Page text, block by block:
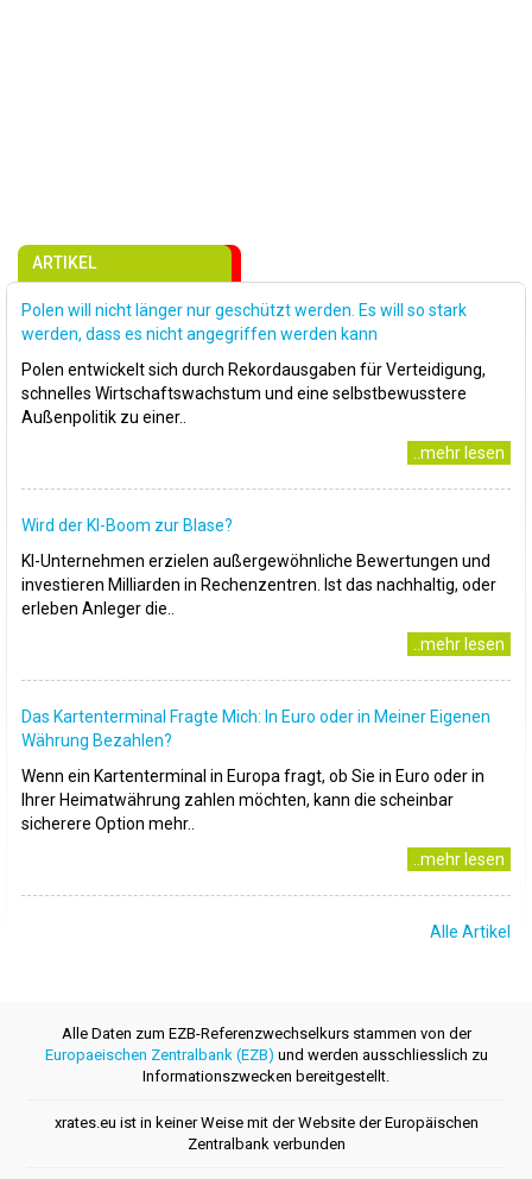
ARTIKEL
Polen will nicht länger nur geschützt werden. Es will so stark
werden, dass es nicht angegriffen werden kann
Polen entwickelt sich durch Rekordausgaben für Verteidigung,
schnelles Wirtschaftswachstum und eine selbstbewusstere
Außenpolitik zu einer..
..mehr lesen
Wird der KI-Boom zur Blase?
KI-Unternehmen erzielen außergewöhnliche Bewertungen und
investieren Milliarden in Rechenzentren. Ist das nachhaltig, oder
erleben Anleger die..
..mehr lesen
Das Kartenterminal Fragte Mich: In Euro oder in Meiner Eigenen
Währung Bezahlen?
Wenn ein Kartenterminal in Europa fragt, ob Sie in Euro oder in
Ihrer Heimatwährung zahlen möchten, kann die scheinbar
sicherere Option mehr..
..mehr lesen
Alle Artikel
Alle Daten zum EZB-Referenzwechselkurs stammen von der
Europaeischen Zentralbank (EZB) und werden ausschliesslich zu
Informationszwecken bereitgestellt.
xrates.eu ist in keiner Weise mit der Website der Europäischen
Zentralbank verbunden